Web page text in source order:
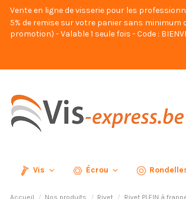
Vente en ligne de visserie pour les
5% de remise sur votre panier sans
promotion) - Valable 1 seule fois - Code :
Vis Écrou